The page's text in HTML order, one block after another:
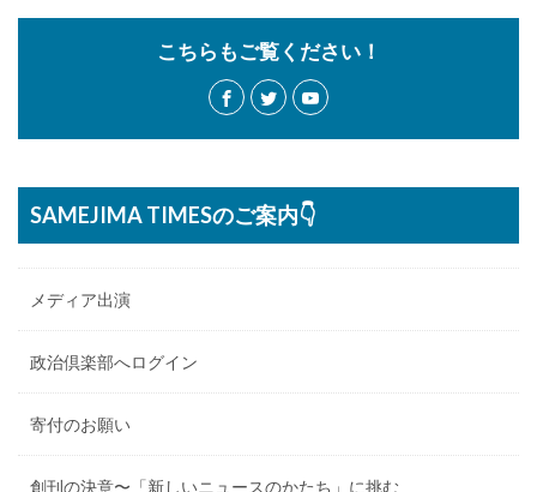
こちらもご覧ください！
SAMEJIMA TIMESのご案内👇
メディア出演
政治倶楽部へログイン
寄付のお願い
創刊の決意〜「新しいニュースのかたち」に挑む